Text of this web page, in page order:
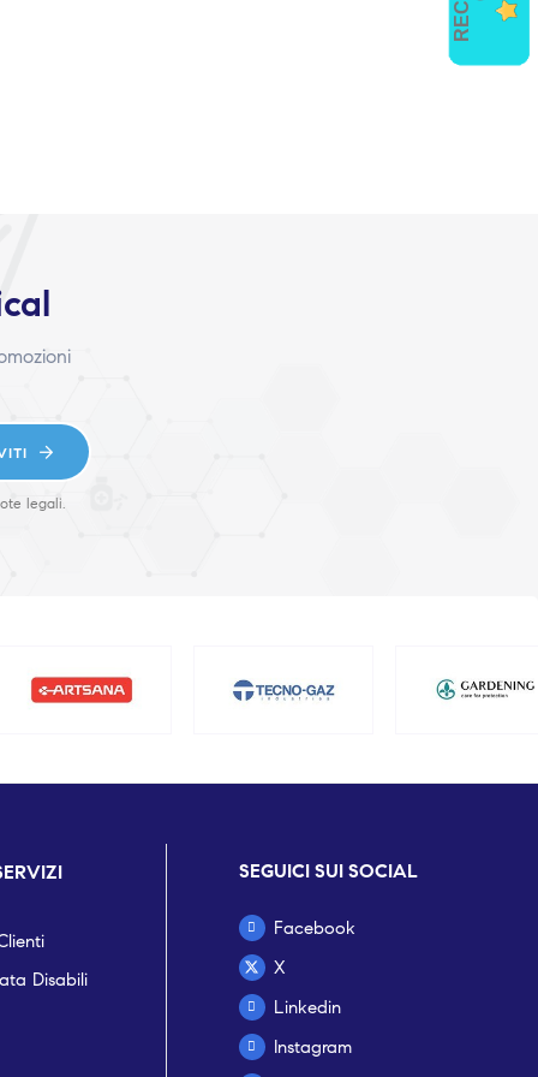
legali.
Disabili
SEGUICI SUI SOCIAL
Facebook
X
Linkedin
Instagram